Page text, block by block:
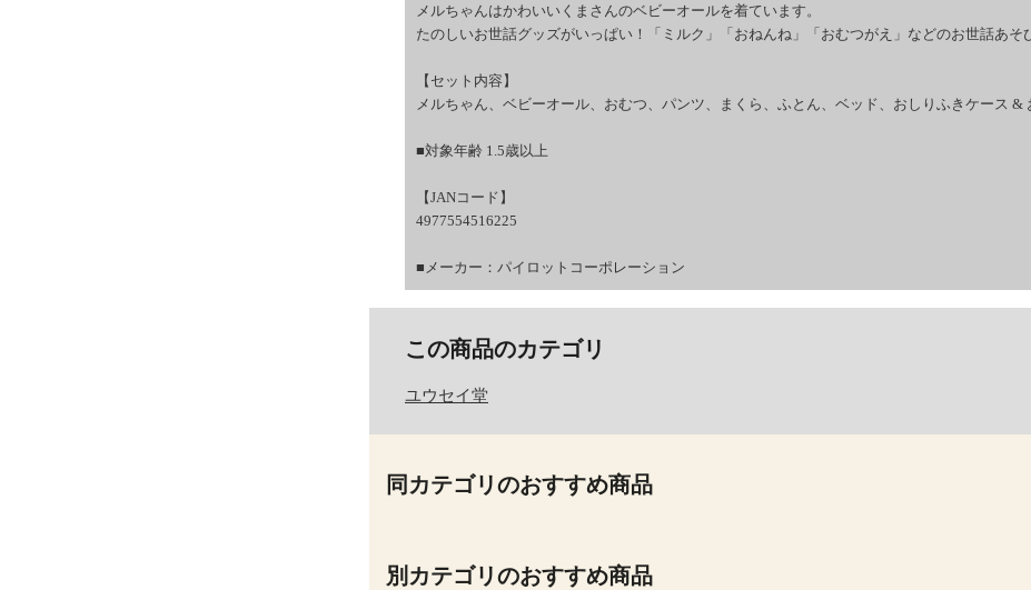
メルちゃんはかわいいくまさんのベビーオールを着ています。
たのしいお世話グッズがいっぱい！「ミルク」「おねんね」「おむつがえ」などのお世話あそ
【セット内容】
メルちゃん、ベビーオール、おむつ、パンツ、まくら、ふとん、ベッド、おしりふきケース
■対象年齢 1.5歳以上
【JANコード】
4977554516225
■メーカー：パイロットコーポレーション
この商品のカテゴリ
ユウセイ堂
同カテゴリのおすすめ商品
別カテゴリのおすすめ商品